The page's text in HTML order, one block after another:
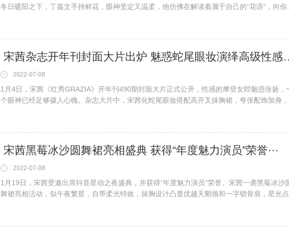
冬日暖阳之下，丁嘉文手持鲜花，眼神坚定又温柔，他仿佛在解读着属于自己的“花语”，向你
宋茜杂志开年刊封
2022-07-08
1月4日，宋茜《红秀GRAZIA》开年刊490期封面大片正式公开，性感的摩登女郎魅惑张扬，
个眼神已经足够摄人心魄。杂志大片中，宋茜化蛇尾眼妆搭配高开叉抹胸裙，夸张配饰加身，
​ 宋茜黑莓冰沙圆舞裙亮相盛典 获得“年度魅力演员”荣誉···
2022-07-08
1月19日，宋茜受邀出席抖音星动之夜盛典，并获得“年度魅力演员”荣誉。宋茜一袭黑莓冰沙
舞裙亮相活动，似午夜繁星，自带柔光特效，抹胸设计凸显优越天鹅颈和一字锁骨肩，星光点